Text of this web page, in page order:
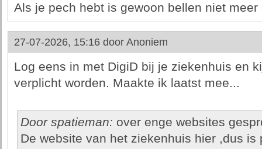
Als je pech hebt is gewoon bellen niet
27-07-2026, 15:16 door Anoniem
Log eens in met DigiD bij je ziekenhuis en
verplicht worden. Maakte ik laatst mee...
Door spatieman: over enge websites
De website van het ziekenhuis hier ,dus is